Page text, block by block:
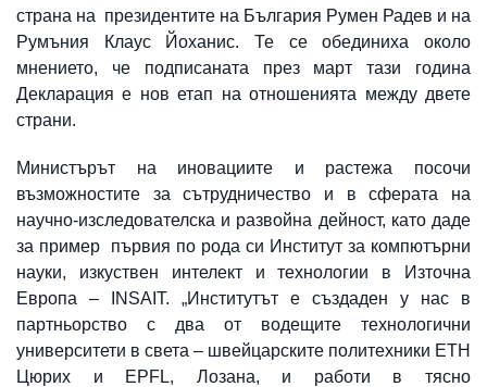
страна на президентите на България Румен Радев и на
Румъния Клаус Йоханис. Те се обединиха около
мнението, че подписаната през март тази година
Декларация е нов етап на отношенията между двете
страни.
Министърът на иновациите и растежа посочи
възможностите за сътрудничество и в сферата на
научно-изследователска и развойна дейност, като даде
за пример първия по рода си Институт за компютърни
науки, изкуствен интелект и технологии в Източна
Европа – INSAIT. „Институтът е създаден у нас в
партньорство с два от водещите технологични
университети в света – швейцарските политехники ETH
Цюрих и EPFL, Лозана, и работи в тясно